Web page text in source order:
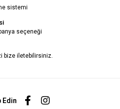
sistemi
seçeneği
bize iletebilirsiniz.
Edin